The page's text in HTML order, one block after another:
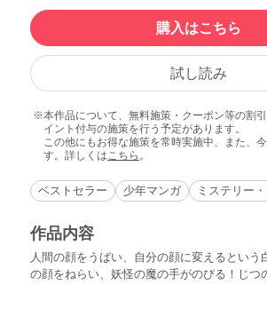
購入はこちら
試し読み
本作品について、無料施策・クーポン等の割
イント付与の施策を行う予定があります。
この他にもお得な施策を常時実施中、また、
す。詳しくはこちら 。
ベストセラー 少年マンガ ミステリー
作品内容
人間の顔をうばい、自分の顔に変えるという
の顔をねらい、妖怪の魔の手がのびる！じつ